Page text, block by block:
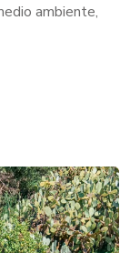
ambiente,